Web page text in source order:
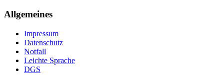
Allgemeines
Impressum
Datenschutz
Notfall
Leichte Sprache
DGS